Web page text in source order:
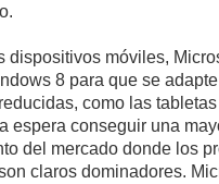
dispositivos móviles,
8 para que se
como las
espera conseguir una
del mercado donde los
claros dominadores.